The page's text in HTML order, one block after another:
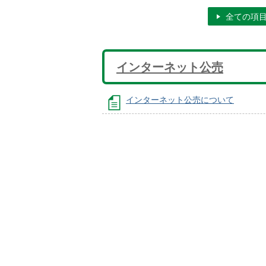
全ての項
インターネット公売
インターネット公売について